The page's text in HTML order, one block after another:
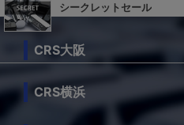
シークレットセール
CRS大阪
CRS横浜